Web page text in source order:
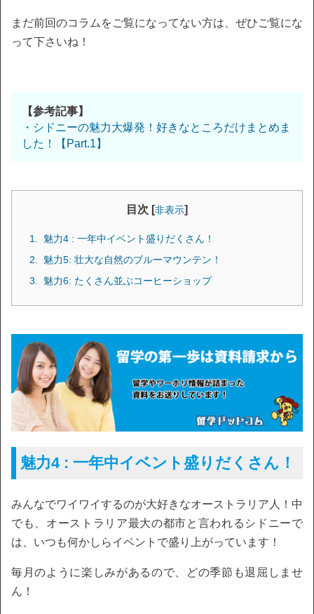
まだ前回のコラムをご覧になってない方は、ぜひご覧にな
って下さいね！
【参考記事】
・シドニーの魅力大爆発！好きなところだけまとめま
した！【Part.1】
目次 [非表示]
魅力4 : 一年中イベント盛りだくさん！
魅力5: 壮大な自然のブルーマウンテン！
魅力6: たくさん並ぶコーヒーショップ
魅力4 : 一年中イベント盛りだくさん！
みんなでワイワイするのが大好きなオーストラリア人！中
でも、オーストラリア最大の都市と言われるシドニーで
は、いつも何かしらイベントで盛り上がっています！
毎月のように楽しみがあるので、どの季節も退屈しませ
ん！